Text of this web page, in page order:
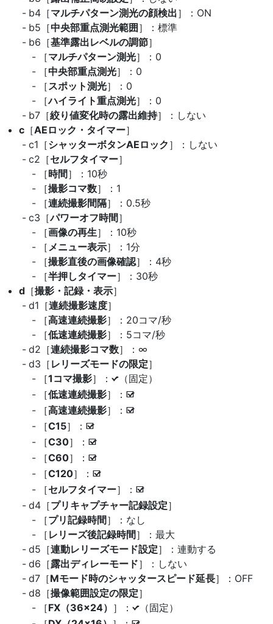
b4［マルチパターン測光の顔検出］：ON
b5［中央部重点測光範囲］：標準
b6［基準露出レベルの調節］
［マルチパターン測光］：0
［中央部重点測光］：0
［ スポット測光］：0
［ハイライト重点測光］：0
b7［絞り値変化時の露出維持］：しない
c ［AEロック・タイマー］
c1［シャッターボタンAEロック ］：しない
c2［セルフタイマー］
［時間］：10秒
［撮影コマ数］：1
［連続撮影間隔］：0.5秒
c3［パワーオフ時間］
［画像の再生］：10秒
［ メニュー表示］：1分
［撮影直後の画像確認］：4秒
［半押しタイマー］：30秒
d ［撮影・記録・表示］
d1［連続撮影速度］
［高速連続撮影］：20コマ/秒
［低速連続撮影］：5コマ/秒
d2［連続撮影コマ数］：∞
d3［ レリーズモードの限定］
［1コマ撮影］： L
（固定）
［低速連続撮影］： M
［高速連続撮影］： M
［C15］： M
［C30］： M
［C60］： M
［C120］： M
［セルフタイマー］： M
d4［プリキャプチャー記録設定］
［プリ記録時間］：なし
［ レリーズ後記録時間］：最大
d5［連動レリーズモード設定］：連動する
d6［露出ディレーモード］：しない
d7［Mモード時のシャッタースピード延長］：OFF
d8［撮像範囲設定の限定］
［FX（36×24） ］： L
（固定）